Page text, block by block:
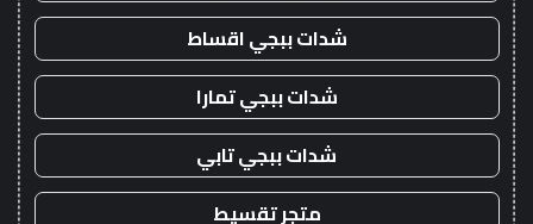
شدات ببجي اقساط
شدات ببجي تمارا
شدات ببجي تابي
متجر تقسيط